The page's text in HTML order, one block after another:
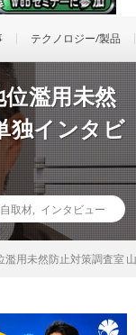
テクノロジー/製品
濫用未然
独インタビ
取材 インタビュー
濫用未然防止対策調査室